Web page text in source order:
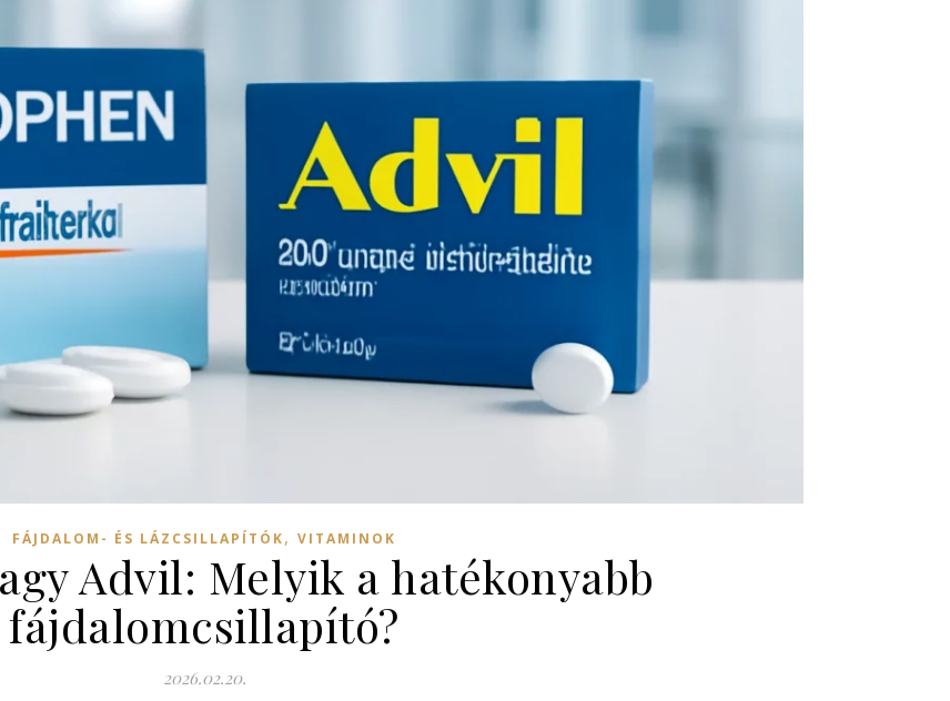
FÁJDALOM- ÉS LÁZCSILLAPÍTÓK, VITAMINOK
Advil: Melyik a hatékonyabb
fájdalomcsillapító?
2026.02.20.